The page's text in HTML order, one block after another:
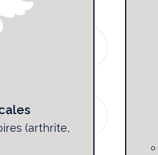
(arthrite,